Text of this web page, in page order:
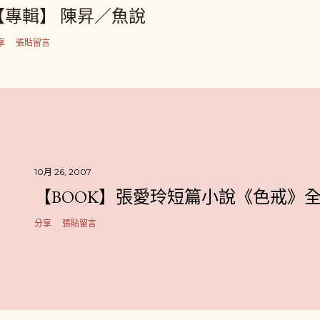
專輯】 陳昇／魚說
張貼留言
10月 26, 2007
【BOOK】張愛玲短篇小說《色戒》
分享 張貼留言